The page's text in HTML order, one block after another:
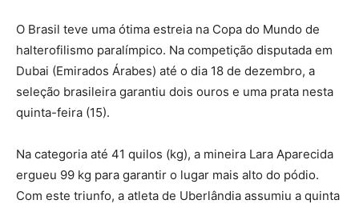
O Brasil teve uma ótima estreia na Copa do Mundo de
halterofilismo paralímpico. Na competição disputada em
Dubai (Emirados Árabes) até o dia 18 de dezembro, a
seleção brasileira garantiu dois ouros e uma prata nesta
quinta-feira (15).
Na categoria até 41 quilos (kg), a mineira Lara Aparecida
ergueu 99 kg para garantir o lugar mais alto do pódio.
Com este triunfo, a atleta de Uberlândia assumiu a quinta